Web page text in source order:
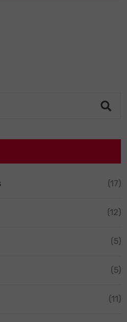
(17)
(12)
(5)
(5)
(11)